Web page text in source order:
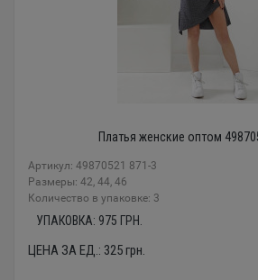
Платья женские оптом
Артикул: 49870521 871-3
Размеры: 42, 44, 46
Количество в упаковке: 3
УПАКОВКА: 975 ГРН.
ЦЕНА ЗА ЕД.: 325грн.